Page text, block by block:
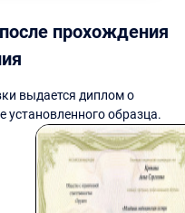
прохождения
выдается диплом о
установленного образца.